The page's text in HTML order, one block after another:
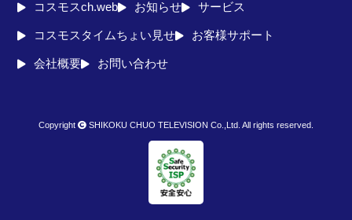
コスモスch.web お知らせ サービス
コスモスタイムちょい見せ お客様サポート
会社概要 お問い合わせ
Copyright SHIKOKU CHUO TELEVISION Co.,Ltd. All rights reserved.